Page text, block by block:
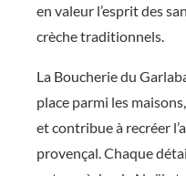
en valeur l’esprit des
crèche traditionnels.
La Boucherie du
place parmi les
et contribue à recréer
provençal. Chaque